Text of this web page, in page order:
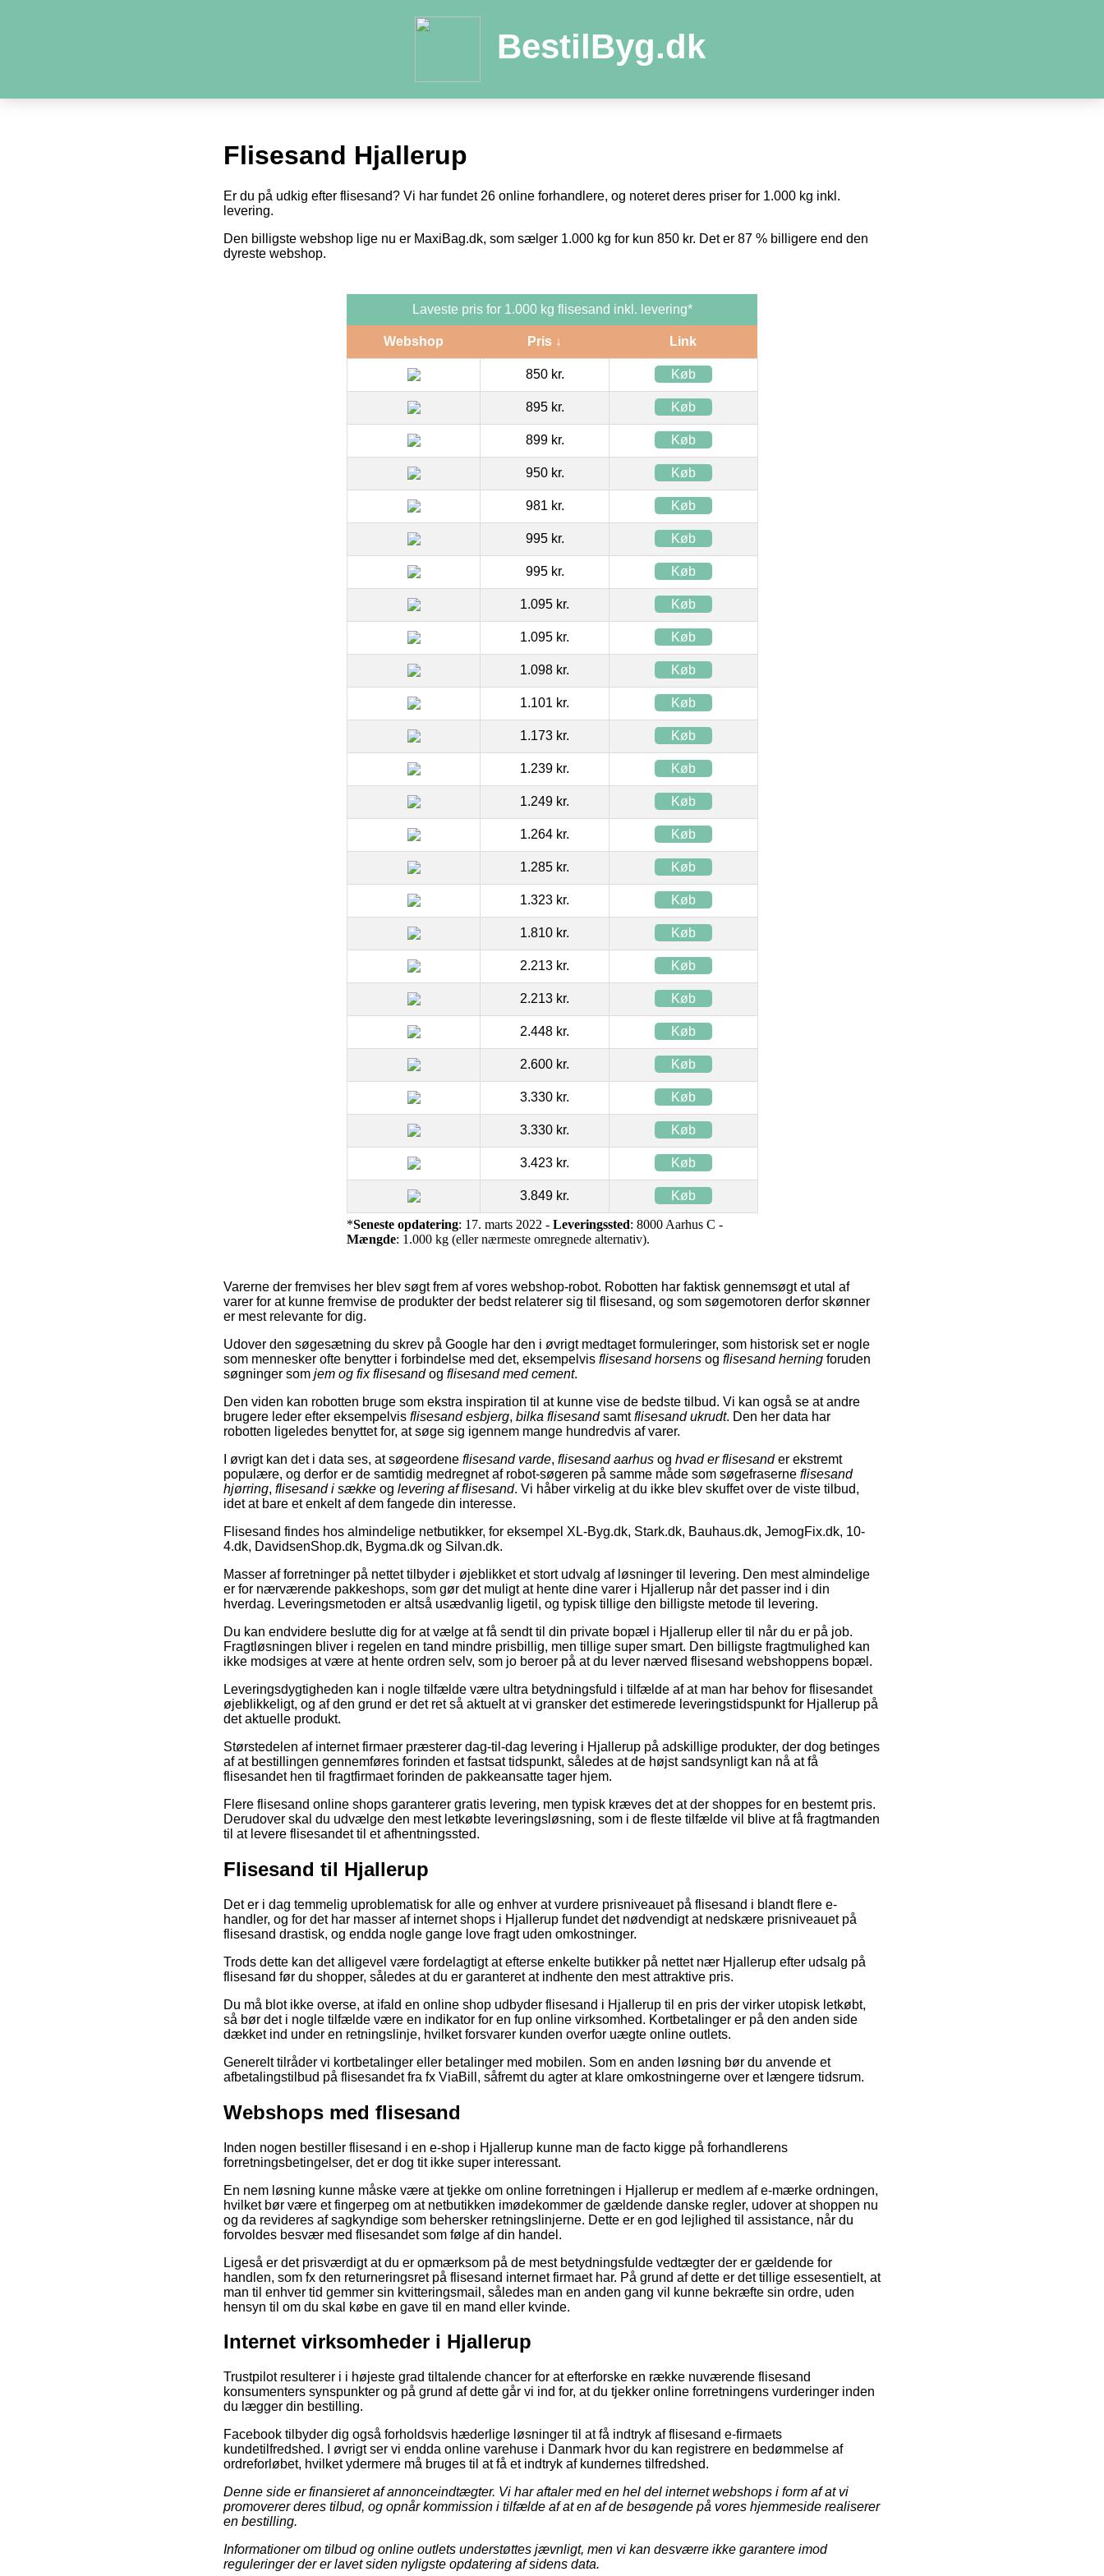
BestilByg.dk
Flisesand Hjallerup
Er du på udkig efter flisesand? Vi har fundet 26 online forhandlere, og noteret deres priser for 1.000 kg inkl.
levering.
Den billigste webshop lige nu er MaxiBag.dk, som sælger 1.000 kg for kun 850 kr. Det er 87 % billigere end den
dyreste webshop.
Laveste pris for 1.000 kg flisesand inkl. levering*
Webshop Pris ↓ Link
850 kr. Køb
895 kr. Køb
899 kr. Køb
950 kr. Køb
981 kr. Køb
995 kr. Køb
995 kr. Køb
1.095 kr. Køb
1.095 kr. Køb
1.098 kr. Køb
1.101 kr. Køb
1.173 kr. Køb
1.239 kr. Køb
1.249 kr. Køb
1.264 kr. Køb
1.285 kr. Køb
1.323 kr. Køb
1.810 kr. Køb
2.213 kr. Køb
2.213 kr. Køb
2.448 kr. Køb
2.600 kr. Køb
3.330 kr. Køb
3.330 kr. Køb
3.423 kr. Køb
3.849 kr. Køb
*Seneste opdatering: 17. marts 2022 - Leveringssted: 8000 Aarhus C -
Mængde: 1.000 kg (eller nærmeste omregnede alternativ).
Varerne der fremvises her blev søgt frem af vores webshop-robot. Robotten har faktisk gennemsøgt et utal af
varer for at kunne fremvise de produkter der bedst relaterer sig til flisesand, og som søgemotoren derfor skønner
er mest relevante for dig.
Udover den søgesætning du skrev på Google har den i øvrigt medtaget formuleringer, som historisk set er nogle
som mennesker ofte benytter i forbindelse med det, eksempelvis flisesand horsens og flisesand herning foruden
søgninger som jem og fix flisesandog flisesand med cement.
Den viden kan robotten bruge som ekstra inspiration til at kunne vise de bedste tilbud. Vi kan også se at andre
brugere leder efter eksempelvis flisesand esbjerg, bilka flisesandsamtflisesand ukrudt. Den her data har
robotten ligeledes benyttet for, at søge sig igennem mange hundredvis af varer.
I øvrigt kan det i data ses, at søgeordene flisesand varde, flisesand aarhus og hvad er flisesander ekstremt
populære, og derfor er de samtidig medregnet af robot-søgeren på samme måde som søgefraserne flisesand
hjørring, flisesand i sække og levering af flisesand. Vi håber virkelig at du ikke blev skuffet over de viste tilbud,
idet at bare et enkelt af dem fangede din interesse.
Flisesand findes hos almindelige netbutikker, for eksempel XL-Byg.dk, Stark.dk, Bauhaus.dk, JemogFix.dk, 10-
4.dk, DavidsenShop.dk, Bygma.dk og Silvan.dk.
Masser af forretninger på nettet tilbyder i øjeblikket et stort udvalg af løsninger til levering. Den mest almindelige
er for nærværende pakkeshops, som gør det muligt at hente dine varer i Hjallerup når det passer ind i din
hverdag. Leveringsmetoden er altså usædvanlig ligetil, og typisk tillige den billigste metode til levering.
Du kan endvidere beslutte dig for at vælge at få sendt til din private bopæl i Hjallerup eller til når du er på job.
Fragtløsningen bliver i regelen en tand mindre prisbillig, men tillige super smart. Den billigste fragtmulighed kan
ikke modsiges at være at hente ordren selv, som jo beroer på at du lever nærved flisesand webshoppens bopæl.
Leveringsdygtigheden kan i nogle tilfælde være ultra betydningsfuld i tilfælde af at man har behov for flisesandet
øjeblikkeligt, og af den grund er det ret så aktuelt at vi gransker det estimerede leveringstidspunkt for Hjallerup på
det aktuelle produkt.
Størstedelen af internet firmaer præsterer dag-til-dag levering i Hjallerup på adskillige produkter, der dog betinges
af at bestillingen gennemføres forinden et fastsat tidspunkt, således at de højst sandsynligt kan nå at få
flisesandet hen til fragtfirmaet forinden de pakkeansatte tager hjem.
Flere flisesand online shops garanterer gratis levering, men typisk kræves det at der shoppes for en bestemt pris.
Derudover skal du udvælge den mest letkøbte leveringsløsning, som i de fleste tilfælde vil blive at få fragtmanden
til at levere flisesandet til et afhentningssted.
Flisesand til Hjallerup
Det er i dag temmelig uproblematisk for alle og enhver at vurdere prisniveauet på flisesand i blandt flere e-
handler, og for det har masser af internet shops i Hjallerup fundet det nødvendigt at nedskære prisniveauet på
flisesand drastisk, og endda nogle gange love fragt uden omkostninger.
Trods dette kan det alligevel være fordelagtigt at efterse enkelte butikker på nettet nær Hjallerup efter udsalg på
flisesand før du shopper, således at du er garanteret at indhente den mest attraktive pris.
Du må blot ikke overse, at ifald en online shop udbyder flisesand i Hjallerup til en pris der virker utopisk letkøbt,
så bør det i nogle tilfælde være en indikator for en fup online virksomhed. Kortbetalinger er på den anden side
dækket ind under en retningslinje, hvilket forsvarer kunden overfor uægte online outlets.
Generelt tilråder vi kortbetalinger eller betalinger med mobilen. Som en anden løsning bør du anvende et
afbetalingstilbud på flisesandet fra fx ViaBill, såfremt du agter at klare omkostningerne over et længere tidsrum.
Webshops med flisesand
Inden nogen bestiller flisesand i en e-shop i Hjallerup kunne man de facto kigge på forhandlerens
forretningsbetingelser, det er dog tit ikke super interessant.
En nem løsning kunne måske være at tjekke om online forretningen i Hjallerup er medlem af e-mærke ordningen,
hvilket bør være et fingerpeg om at netbutikken imødekommer de gældende danske regler, udover at shoppen nu
og da revideres af sagkyndige som behersker retningslinjerne. Dette er en god lejlighed til assistance, når du
forvoldes besvær med flisesandet som følge af din handel.
Ligeså er det prisværdigt at du er opmærksom på de mest betydningsfulde vedtægter der er gældende for
handlen, som fx den returneringsret på flisesand internet firmaet har. På grund af dette er det tillige essesentielt, at
man til enhver tid gemmer sin kvitteringsmail, således man en anden gang vil kunne bekræfte sin ordre, uden
hensyn til om du skal købe en gave til en mand eller kvinde.
Internet virksomheder i Hjallerup
Trustpilot resulterer i i højeste grad tiltalende chancer for at efterforske en række nuværende flisesand
konsumenters synspunkter og på grund af dette går vi ind for, at du tjekker online forretningens vurderinger inden
du lægger din bestilling.
Facebook tilbyder dig også forholdsvis hæderlige løsninger til at få indtryk af flisesand e-firmaets
kundetilfredshed. I øvrigt ser vi endda online varehuse i Danmark hvor du kan registrere en bedømmelse af
ordreforløbet, hvilket ydermere må bruges til at få et indtryk af kundernes tilfredshed.
Denne side er finansieret af annonceindtægter. Vi har aftaler med en hel del internet webshops i form af at vi
promoverer deres tilbud, og opnår kommission i tilfælde af at en af de besøgende på vores hjemmeside realiserer
en bestilling.
Informationer om tilbud og online outlets understøttes jævnligt, men vi kan desværre ikke garantere imod
reguleringer der er lavet siden nyligste opdatering af sidens data.